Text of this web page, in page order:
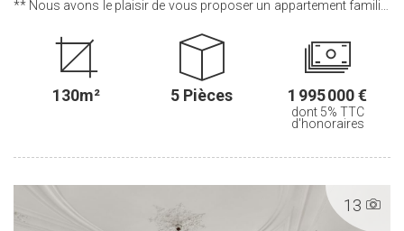
** Nous avons le plaisir de vous proposer un appartement familial
de tout le CHARME et du CACHET de l'ANCIEN avec son parquet,
ses moulures et ses cheminées D'une superficie de 130 m² et
10m² de BALCON filant, ce bien situé au CINQUIEME ETAGE avec
ASCENSEUR comprend : une entrée, un séjour, une salle à manger,
une cuisine séparée, trois chambres, un bureau, une salle de bains,
une salle d'eau et des water-closets séparés. Deux caves
Saint-Roch - PARIS 1 Agence Cherche-Midi - 59 rue du Cherche-Midi
- PARIS 6 Agence Sèvres/Vaneau - 85 rue de Sèvres - PARIS 6
Agence Rennes/Saint-Germain - 83 rue de Rennes - PARIS 6
130m² 5 Pièces 1 995 000 €
dont 5% TTC
d'honoraires
13